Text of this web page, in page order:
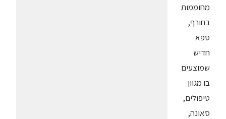
מחוממות
בחורף,
ספא
חדיש
שמוצעים
בו מגוון
טיפולים,
סאונה,